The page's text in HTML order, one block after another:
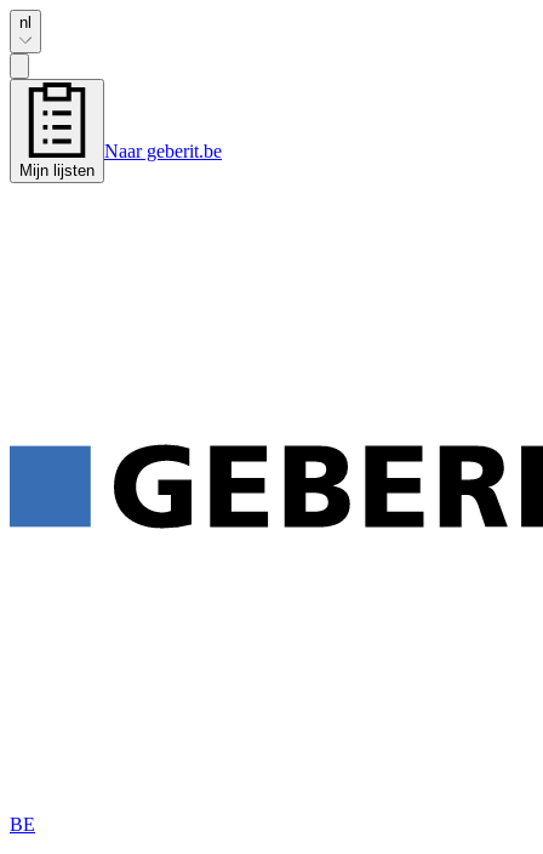
nl
Mijn lijsten
Naar geberit.be
BE